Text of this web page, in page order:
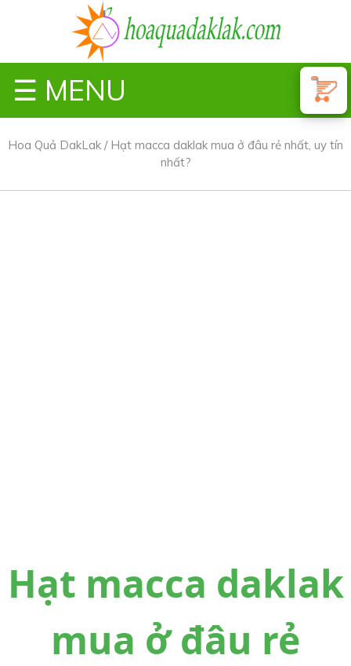
☰ MENU
Hoa Quả DakLak / Hạt macca daklak mua ở đâu rẻ nhất, uy tín
nhất?
Hạt macca daklak
mua ở đâu rẻ